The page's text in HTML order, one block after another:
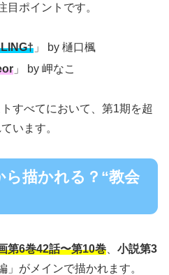
目ポイントです。
」 by 樋口楓
」 by 岬なこ
すべてにおいて、第1期を超
います。
ら描かれる？“教会
第6巻42話〜第10巻
小説第3
」がメインで描かれます。